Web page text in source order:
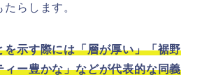
らします。
を示す際には「層が厚い」「裾野
ィー豊かな」などが代表的な同義